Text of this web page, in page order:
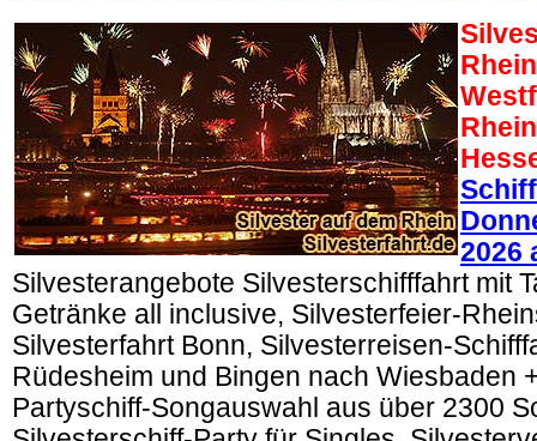
2026
Silvesterangebote Silvesterschifffahrt mit
Getränke all inclusive, Silvesterfeier-
Silvesterfahrt Bonn, Silvesterreisen-
Rüdesheim und Bingen nach Wiesbaden
Partyschiff-Songauswahl aus über 2300